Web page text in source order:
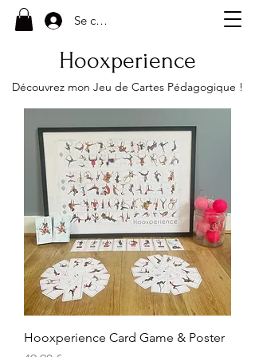
Se connecter
Hooxperience
Découvrez mon Jeu de Cartes Pédagogique !
Hooxperience Card Game & Poster